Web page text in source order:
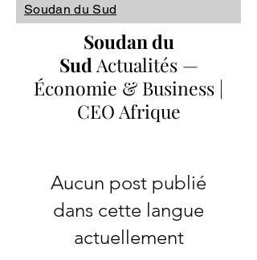
Soudan du Sud
Soudan du
Sud Actualités —
Économie & Business |
CEO Afrique
Aucun post publié
dans cette langue
actuellement